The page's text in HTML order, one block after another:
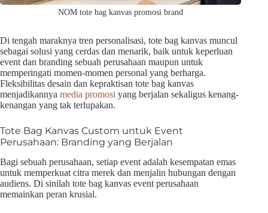
NOM tote bag kanvas promosi brand
Di tengah maraknya tren personalisasi, tote bag kanvas muncul
sebagai solusi yang cerdas dan menarik, baik untuk keperluan
event dan branding sebuah perusahaan maupun untuk
memperingati momen-momen personal yang berharga.
Fleksibilitas desain dan kepraktisan tote bag kanvas
menjadikannya media promosi yang berjalan sekaligus kenang-
kenangan yang tak terlupakan.
Tote Bag Kanvas Custom untuk Event
Perusahaan: Branding yang Berjalan
Bagi sebuah perusahaan, setiap event adalah kesempatan emas
untuk memperkuat citra merek dan menjalin hubungan dengan
audiens. Di sinilah tote bag kanvas event perusahaan
memainkan peran krusial.